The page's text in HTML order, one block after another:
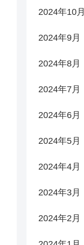
2024年10月
2024年9月
2024年8月
2024年7月
2024年6月
2024年5月
2024年4月
2024年3月
2024年2月